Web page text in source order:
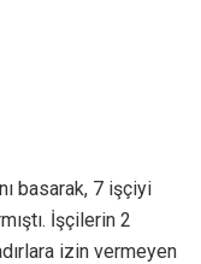
basarak, 7 işçiyi
İşçilerin 2
izin vermeyen